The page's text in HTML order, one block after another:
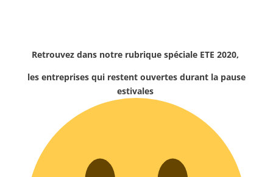
Retrouvez dans notre rubrique spéciale ETE 2020,
les entreprises qui restent ouvertes durant la pause
estivales